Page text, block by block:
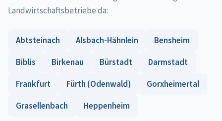
Landwirtschaftsbetriebe da:
Abtsteinach Alsbach-Hähnlein
Bensheim
Biblis
Birkenau Bürstadt
Darmstadt
Frankfurt
Fürth (Odenwald)
Gorxheimertal
Grasellenbach
Heppenheim